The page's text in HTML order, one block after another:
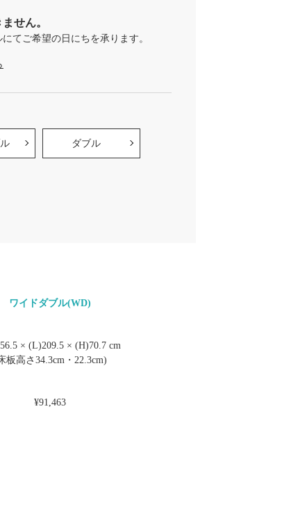
せん。
てご希望の日にちを承ります。
ダブル
ワイドダブル(WD)
× (L)209.5 × (H)70.7 cm
板高さ34.3cm・22.3cm)
¥91,463